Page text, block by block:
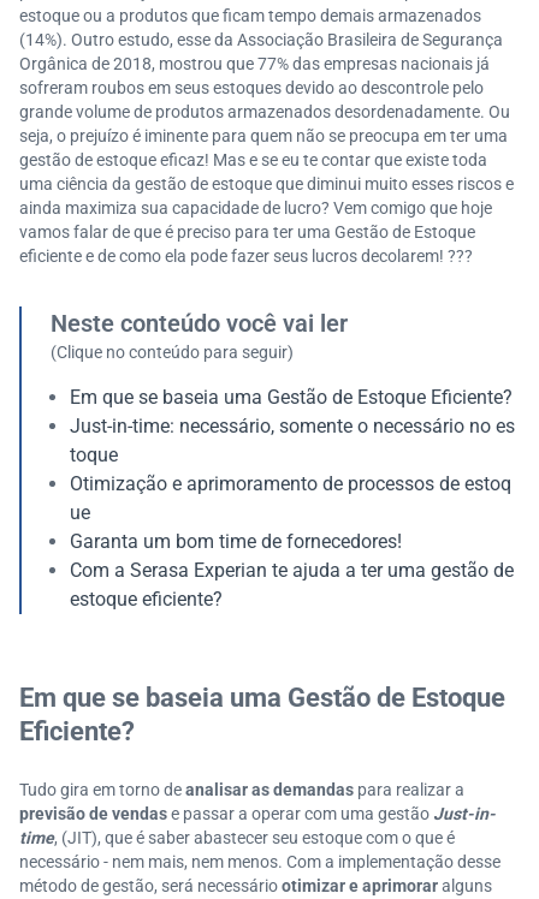
estoque ou a produtos que ficam tempo demais armazenados
(14%). Outro estudo, esse da Associação Brasileira de Segurança
Orgânica de 2018, mostrou que 77% das empresas nacionais já
sofreram roubos em seus estoques devido ao descontrole pelo
grande volume de produtos armazenados desordenadamente. Ou
seja, o prejuízo é iminente para quem não se preocupa em ter uma
gestão de estoque eficaz! Mas e se eu te contar que existe toda
uma ciência da gestão de estoque que diminui muito esses riscos e
ainda maximiza sua capacidade de lucro? Vem comigo que hoje
vamos falar de que é preciso para ter uma Gestão de Estoque
eficiente e de como ela pode fazer seus lucros decolarem! ???
Neste conteúdo você vai ler
(Clique no conteúdo para seguir)
Em que se baseia uma Gestão de Estoque Eficiente?
Just-in-time: necessário, somente o necessário no es
toque
Otimização e aprimoramento de processos de estoq
ue
Garanta um bom time de fornecedores!
Com a Serasa Experian te ajuda a ter uma gestão de
estoque eficiente?
Em que se baseia uma Gestão de Estoque
Eficiente?
Tudo gira em torno deanalisar as demandas para realizar a
previsão de vendase passar a operar com uma gestão Just-in-
time, (JIT), que é saber abastecer seu estoque com o que é
necessário - nem mais, nem menos. Com a implementação desse
método de gestão, será necessáriootimizar e aprimoraralguns